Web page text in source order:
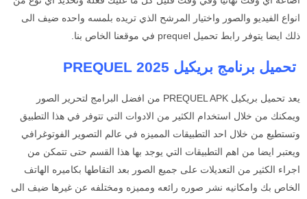
انواع الفيديو والصور واختيار المرشح الذي تريده بلمسه واحده ضيف الى
ذلك ايضا يتوفر رابط تحميل prequel
في موقعنا الخاص بنا.
تحميل برنامج بريكيل 2025 PREQUEL
يعد تحميل بريكيل PREQUEL APK من افضل البرامج لتحرير الصور
ويمكنك من خلال استخدام الكثير من الادوات التي تتوفر في هذا التطبيق
وتستطيع من خلال احد التطبيقات المميزه في عالم التصوير الفوتوغرافي
ويعتبر ايضا من اهم التطبيقات التي يوجد بها هذا القسم حتى تتمكن من
اجراء الكثير من التعديلات على جميع الصور بعد التقاطها بكاميره الهاتف
الخاص بك وامكانيه نشر صوره رائعه ومميزه ومختلفه عن غيرها ضيف الى